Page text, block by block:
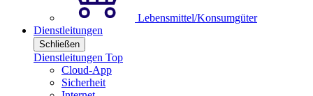
Lebensmittel/Konsumgüter
Dienstleitungen
Schließen
Dienstleitungen Top
Cloud-App
Sicherheit